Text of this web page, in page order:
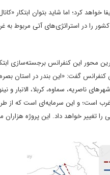
خواهد کرد؛ اما شاید بتوان ابتکار
را در استراتژی‌های آتی مربوط
مهم‌ترین محور این کنفرانس
گفت: «این بندر در استان
ناصریه، سماوه، کربلا، الانبار و
است؛ و این سرمایه‌ای است که از
تغییر خواهد داد. این پروژه